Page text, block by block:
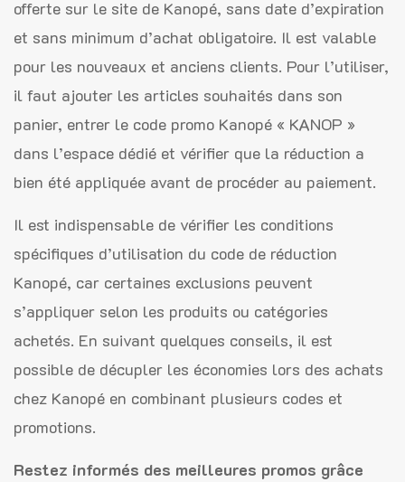
offerte sur le site de Kanopé, sans date d’expiration
et sans minimum d’achat obligatoire. Il est valable
pour les nouveaux et anciens clients. Pour l’utiliser,
il faut ajouter les articles souhaités dans son
panier, entrer le code promo Kanopé « KANOP »
dans l’espace dédié et vérifier que la réduction a
bien été appliquée avant de procéder au paiement.
Il est indispensable de vérifier les conditions
spécifiques d’utilisation du code de réduction
Kanopé, car certaines exclusions peuvent
s’appliquer selon les produits ou catégories
achetés. En suivant quelques conseils, il est
possible de décupler les économies lors des achats
chez Kanopé en combinant plusieurs codes et
promotions.
Restez informés des meilleures promos grâce